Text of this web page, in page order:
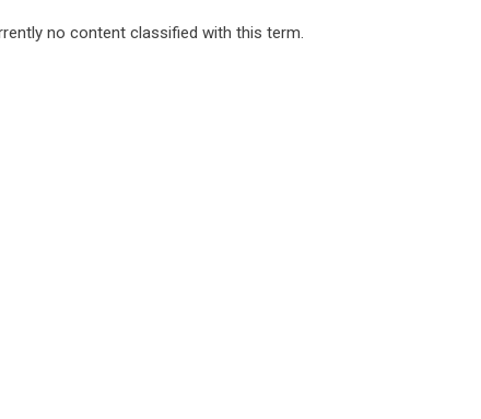
no content classified with this term.